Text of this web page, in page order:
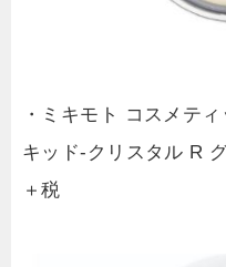
・ミキモト コスメテ
キッド-クリスタル R
＋税